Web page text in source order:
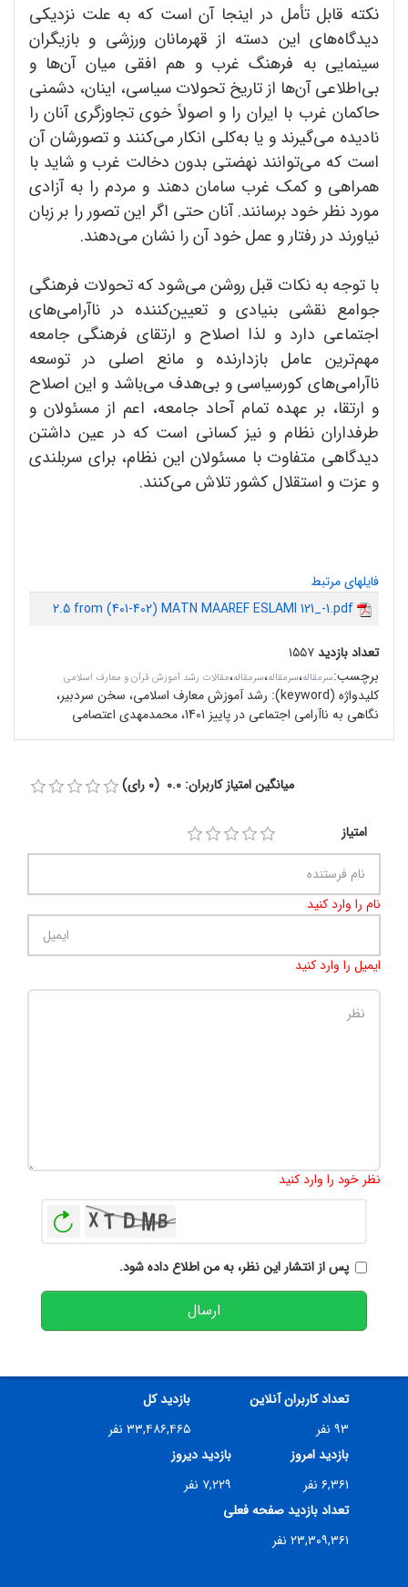
نکته قابل تأمل در اینجا آن است که به علت نزدیکی
دیدگاه‌های این دسته از قهرمانان ورزشی و بازیگران
سینمایی به فرهنگ غرب و هم افقی میان آن‌ها و
بی‌اطلاعی آن‌ها از تاریخ تحولات سیاسی، اینان، دشمنی
حاکمان غرب با ایران را و اصولاً خوی تجاوزگری آنان را
نادیده می‌گیرند و یا به‌کلی انکار می‌کنند و تصورشان آن
است که می‌توانند نهضتی بدون دخالت غرب و شاید با
همراهی و کمک غرب سامان دهند و مردم را به آزادی
مورد نظر خود برسانند. آنان حتی اگر این تصور را بر زبان
نیاورند در رفتار و عمل خود آن را نشان می‌دهند.
با توجه به نکات قبل روشن می‌شود که تحولات فرهنگی
جوامع نقشی بنیادی و تعیین‌کننده در ناآرامی‌های
اجتماعی دارد و لذا اصلاح و ارتقای فرهنگی جامعه
مهم‌ترین عامل بازدارنده و مانع اصلی در توسعه
ناآرامی‌های کورسیاسی و بی‌هدف می‌باشد و این اصلاح
و ارتقا، بر عهده تمام آحاد جامعه، اعم از مسئولان و
طرفداران نظام و نیز کسانی است که در عین داشتن
دیدگاهی متفاوت با مسئولان این نظام، برای سربلندی
و عزت و استقلال کشور تلاش می‌کنند.
فایلهای مرتبط
2.5 from (401-402) MATN MAAREF ESLAMI 121_-1.pdf
تعداد بازدید۱۵۵۷
برچسب:سرمقاله‌،سرمقاله،سرمقاله،مقالات رشد آموزش قرآن و معارف اسلامی
کلیدواژه (keyword):
رشد آموزش معارف اسلامی، سخن سردبیر،
نگاهی به ناآرامی اجتماعی در پاییز 1401، محمدمهدی اعتصامی
میانگین امتیاز کاربران: 0.0 (0 رای)
امتیاز
نام را وارد کنید
ایمیل را وارد کنید
نظر خود را وارد کنید
پس از انتشار این نظر، به من اطلاع داده شود.
ارسال
تعداد کاربران آنلاین
۹۳ نفر
بازدید کل
۳۳,۴۸۶,۴۶۵ نفر
بازدید امروز
۶,۳۶۱ نفر
بازدید دیروز
۷,۲۲۹ نفر
تعداد بازدید صفحه فعلی
۲۳,۳۰۹,۳۶۱ نفر